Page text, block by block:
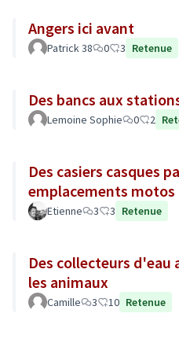
Angers ici avant
Patrick 38 0 3 Retenue
Des bancs aux
Lemoine Sophie 0 2
Des casiers casques
emplacements motos
Etienne 3 3 Retenue
Des collecteurs
les animaux
Camille 3 10 Retenue